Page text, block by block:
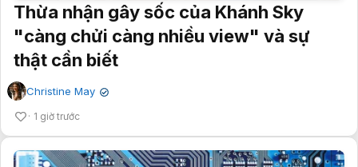
Thừa nhận gây sốc của Khánh Sky
"càng chửi càng nhiều view" và sự
thật cần biết
Christine May ✔
1 giờ trước